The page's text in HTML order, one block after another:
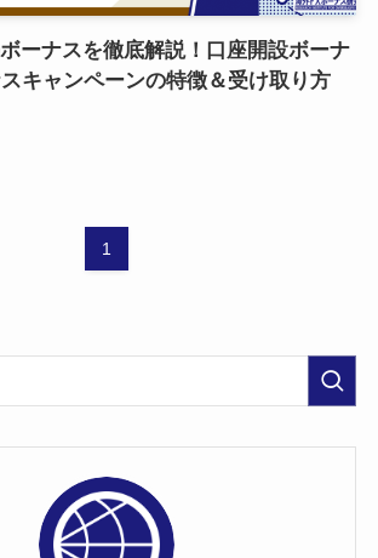
ーナスを徹底解説！口座開設ボーナ
キャンペーンの特徴＆受け取り方
1